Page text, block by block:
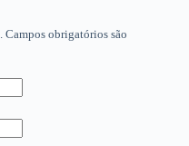
Campos obrigatórios são